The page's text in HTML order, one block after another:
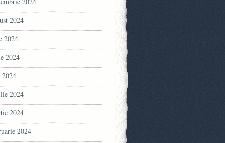
2024
2024
2024
2024
2024
2024
2024